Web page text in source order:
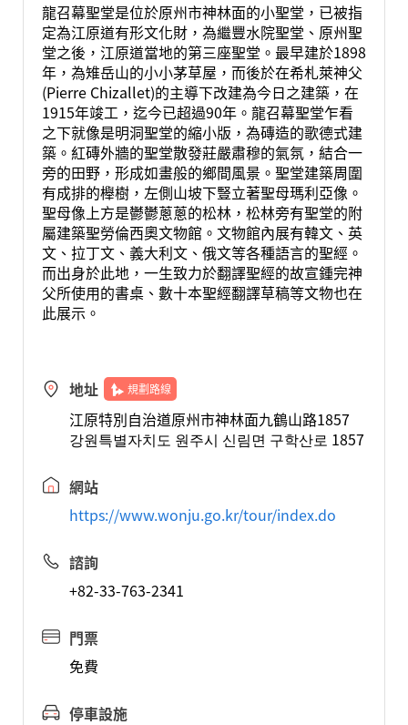
龍召幕聖堂是位於原州市神林面的小聖堂，已被指
定為江原道有形文化財，為繼豐水院聖堂、原州聖
堂之後，江原道當地的第三座聖堂。最早建於1898
年，為雉岳山的小小茅草屋，而後於在希札萊神父
(Pierre Chizallet)的主導下改建為今日之建築，在
1915年竣工，迄今已超過90年。龍召幕聖堂乍看
之下就像是明洞聖堂的縮小版，為磚造的歌德式建
築。紅磚外牆的聖堂散發莊嚴肅穆的氣氛，結合一
旁的田野，形成如畫般的鄉間風景。聖堂建築周圍
有成排的櫸樹，左側山坡下豎立著聖母瑪利亞像。
聖母像上方是鬱鬱蔥蔥的松林，松林旁有聖堂的附
屬建築聖勞倫西奧文物館。文物館內展有韓文、英
文、拉丁文、義大利文、俄文等各種語言的聖經。
而出身於此地，一生致力於翻譯聖經的故宣鍾完神
父所使用的書桌、數十本聖經翻譯草稿等文物也在
此展示。
地址 規劃路線
江原特別自治道原州市神林面九鶴山路1857
강원특별자치도 원주시 신림면 구학산로 1857
網站
https://www.wonju.go.kr/tour/index.do
諮詢
+82-33-763-2341
門票
免費
停車設施